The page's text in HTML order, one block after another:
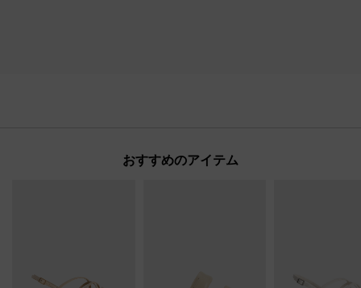
おすすめのアイテム